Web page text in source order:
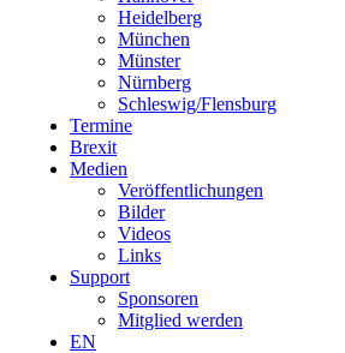
Heidelberg
München
Münster
Nürnberg
Schleswig/Flensburg
Termine
Brexit
Medien
Veröffentlichungen
Bilder
Videos
Links
Support
Sponsoren
Mitglied werden
EN